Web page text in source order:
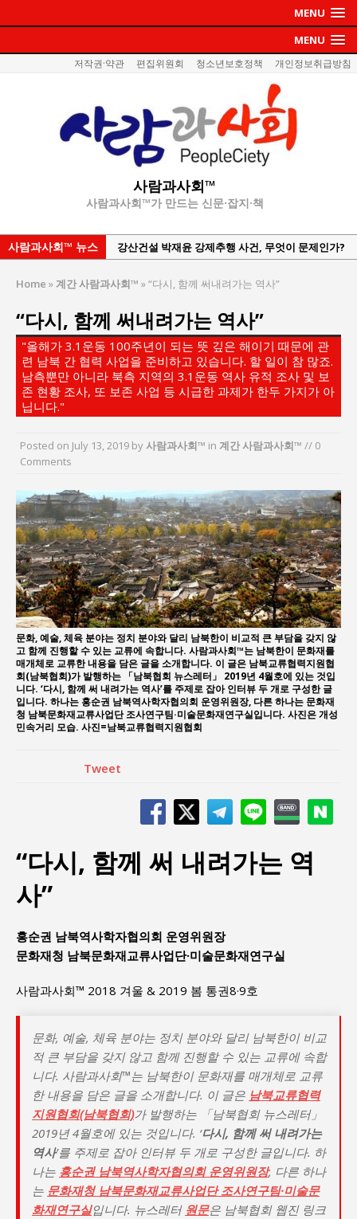
MENU
MENU
저작권·약관 편집위원회 청소년보호정책 개인정보취급방침
사람과사회™
사람과사회™가 만드는 신문·잡지·책
사람과사회™ 뉴스
강산건설 박재윤 강제추행 사건, 무엇이 문제인가?
세미나 개최
서효석 충청향우회중앙회 총재 취임 논란 확산
지방의회 공약은 ‘빛 좋은 개살구’인가?
“7월 1일 의장 선출은 ‘위법’이다”
김종대, “현대전, 강한 군대도 약해질 수 있다”
통일 지향 2국가론: 한반도 평화의 새로운 길
Home » 계간 사람과사회™ »“다시, 함께 써내려가는 역사”
“다시, 함께 써내려가는 역사”
"올해가 3.1운동 100주년이 되는 뜻 깊은 해이기 때문에 관
련 남북 간 협력 사업을 준비하고 있습니다. 할 일이 참 많죠.
남측뿐만 아니라 북측 지역의 3.1운동 역사 유적 조사 및 보
존 현황 조사, 또 보존 사업 등 시급한 과제가 한두 가지가 아
닙니다."
Posted on July 13, 2019 by사람과사회™ in 계간 사람과사회™ // 0
Comments
문화, 예술, 체육 분야는 정치 분야와 달리 남북한이 비교적 큰 부담을 갖지 않
고 함께 진행할 수 있는 교류에 속합니다. 사람과사회™는 남북한이 문화재를
매개체로 교류한 내용을 담은 글을 소개합니다. 이 글은 남북교류협력지원협
회(남북협회)가 발행하는 「남북협회 뉴스레터」 2019년 4월호에 있는 것입
니다. ‘다시, 함께 써 내려가는 역사’를 주제로 잡아 인터뷰 두 개로 구성한 글
입니다. 하나는 홍순권 남북역사학자협의회 운영위원장, 다른 하나는 문화재
청 남북문화재교류사업단 조사연구팀·미술문화재연구실입니다. 사진은 개성
민속거리 모습. 사진=남북교류협력지원협회
Tweet
“다시, 함께 써 내려가는 역
사”
홍순권 남북역사학자협의회 운영위원장
문화재청 남북문화재교류사업단·미술문화재연구실
사람과사회™ 2018 겨울 & 2019 봄 통권8·9호
문화, 예술, 체육 분야는 정치 분야와 달리 남북한이 비교
적 큰 부담을 갖지 않고 함께 진행할 수 있는 교류에 속합
니다. 사람과사회™는 남북한이 문화재를 매개체로 교류
한 내용을 담은 글을 소개합니다. 이 글은 남북교류협력
지원협회(남북협회)가 발행하는 「남북협회 뉴스레터」
2019년 4월호에 있는 것입니다. ‘다시, 함께 써 내려가는
역사’를 주제로 잡아 인터뷰 두 개로 구성한 글입니다. 하
나는 홍순권 남북역사학자협의회 운영위원장, 다른 하나
는 문화재청 남북문화재교류사업단 조사연구팀·미술문
화재연구실입니다. 뉴스레터 원문은 남북협회 웹진 링크